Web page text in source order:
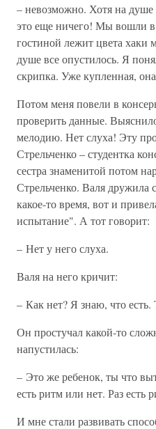
– невозможно. Хотя на душе
это еще ничего! Мы вошли в
гостиной лежит цвета хаки
душе все опустилось. Я
скрипка. Уже купленная,
Потом меня повели в
проверить данные.
мелодию. Нет слуха! Эту
Стрельченко – студентка
сестра знаменитой потом
Стрельченко. Валя дружила
какое-то время, вот и
испытание". А тот говорит:
– Нет у него слуха.
Валя на него кричит:
– Как нет? Я знаю, что
Он простучал какой-то
напустилась:
– Это же ребенок, ты что
есть ритм или нет. Раз есть
И мне стали развивать